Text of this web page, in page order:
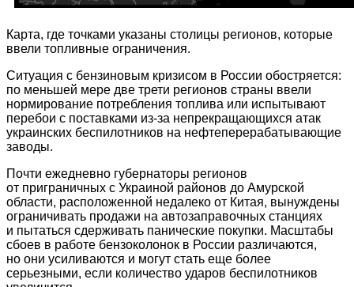
Карта, где точками указаны столицы регионов, которые
ввели топливные ограничения.
Ситуация с бензиновым кризисом в России обостряется:
по меньшей мере две трети регионов страны ввели
нормирование потребления топлива или испытывают
перебои с поставками из-за непрекращающихся атак
украинских беспилотников на нефтеперерабатывающие
заводы.
Почти ежедневно губернаторы регионов
от приграничных с Украиной районов до Амурской
области, расположенной недалеко от Китая, вынуждены
ограничивать продажи на автозаправочных станциях
и пытаться сдерживать панические покупки. Масштабы
сбоев в работе бензоколонок в России различаются,
но они усиливаются и могут стать еще более
серьезными, если количество ударов беспилотников